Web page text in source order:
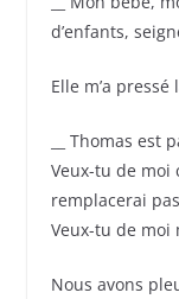
d’enfants,
Elle m’a pressé
__ Thomas
Veux-tu de moi
remplacerai
Veux-tu de moi
Nous avons